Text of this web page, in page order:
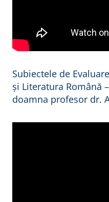
Subiectele de
și Literatura Română
doamna profesor dr.